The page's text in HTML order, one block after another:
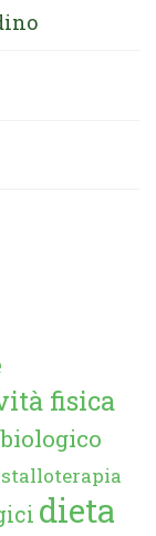
fisica
biologico
dieta